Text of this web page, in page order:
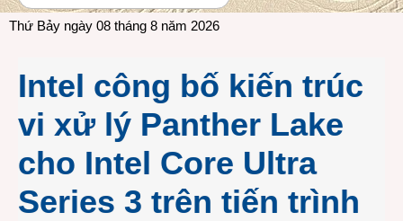
Thứ Bảy ngày 08 tháng 8 năm 2026
Intel công bố kiến trúc
vi xử lý Panther Lake
cho Intel Core Ultra
Series 3 trên tiến trình